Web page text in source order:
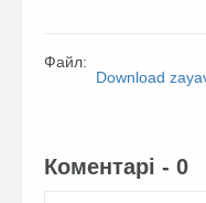
Файл:
Download
Коментарі - 0